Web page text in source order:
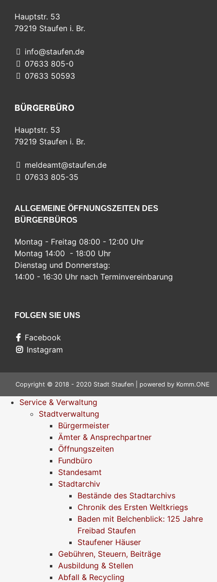
Hauptstr. 53
79219 Staufen i. Br.
info@staufen.de
07633 805-0
07633 50593
BÜRGERBÜRO
Hauptstr. 53
79219 Staufen i. Br.
meldeamt@staufen.de
07633 805-35
ALLGEMEINE ÖFFNUNGSZEITEN DES
BÜRGERBÜROS
Montag - Freitag 08:00 - 12:00 Uhr
Montag 14:00 - 18:00 Uhr
Dienstag und Donnerstag:
14:00 - 16:30 Uhr nach Terminvereinbarung
FOLGEN SIE UNS
Facebook
Instagram
Copyright © 2018 - 2020 Stadt Staufen | powered by Komm.ONE
Service & Verwaltung
Stadtverwaltung
Bürgermeister
Ämter & Ansprechpartner
Öffnungszeiten
Fundbüro
Standesamt
Stadtarchiv
Bestände des Stadtarchivs
Chronik des Ersten Weltkriegs
Baden mit Belchenblick: 125 Jahre
Freibad Staufen
Staufener Häuser
Gebühren, Steuern, Beiträge
Ausbildung & Stellen
Abfall & Recycling